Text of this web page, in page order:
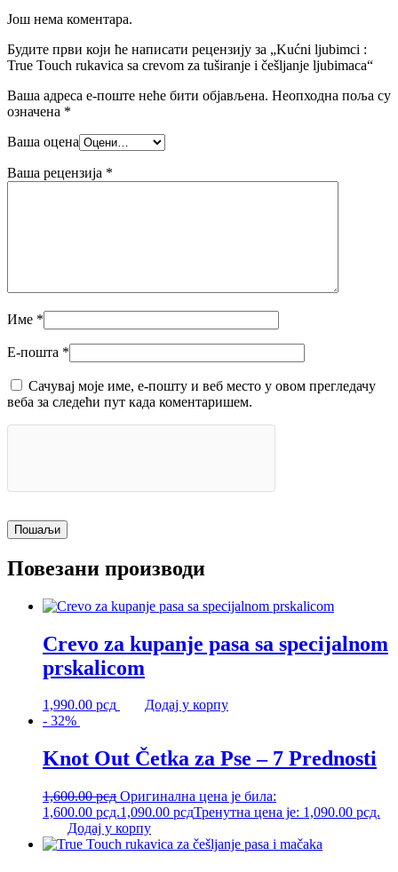
Још нема коментара.
Будите први који ће написати рецензију за „Kućni ljubimci :
True Touch rukavica sa crevom za tuširanje i češljanje ljubimaca“
Ваша адреса е-поште неће бити објављена. Неопходна поља су
означена *
Ваша оцена
Ваша рецензија *
Име *
Е-пошта *
Сачувај моје име, е-пошту и веб место у овом прегледачу
веба за следећи пут када коментаришем.
Повезани производи
Crevo za kupanje pasa sa specijalnom
prskalicom
1,990.00 рсд
Додај у корпу
- 32%
Knot Out Četka za Pse – 7 Prednosti
1,600.00рсд Оригинална цена је била:
1,600.00 рсд.1,090.00 рсдТренутна цена је: 1,090.00 рсд.
Додај у корпу